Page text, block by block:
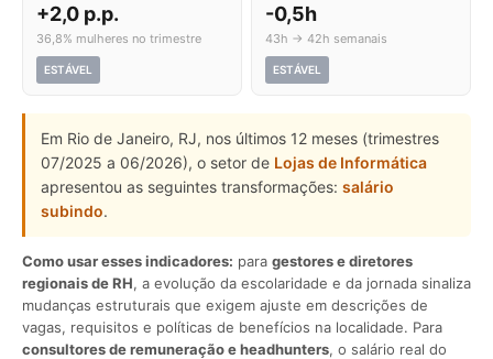
+2,0 p.p.
36,8% mulheres no trimestre
ESTÁVEL
-0,5h
43h → 42h semanais
ESTÁVEL
Em Rio de Janeiro, RJ, nos últimos 12 meses (trimestres
07/2025 a 06/2026), o setor de Lojas de Informática
apresentou as seguintes transformações: salário
subindo.
Como usar esses indicadores: para gestores e diretores
regionais de RH, a evolução da escolaridade e da jornada sinaliza
mudanças estruturais que exigem ajuste em descrições de
vagas, requisitos e políticas de benefícios na localidade. Para
consultores de remuneração e headhunters, o salário real do